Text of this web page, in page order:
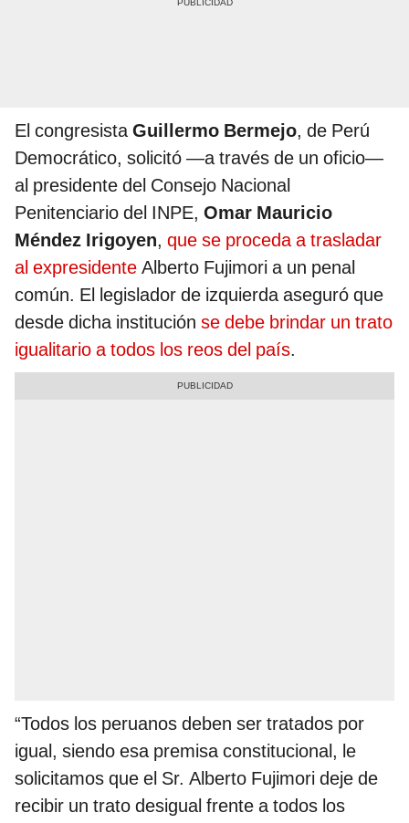
El congresistaGuillermo Bermejo, de Perú
Democrático, solicitó —a través de un oficio—
al presidente del Consejo Nacional
Penitenciario del INPE, Omar Mauricio
Méndez Irigoyen, que se proceda a trasladar
al expresidente Alberto Fujimori a un penal
común. El legislador de izquierda aseguró que
desde dicha institución se debe brindar un trato
igualitario a todos los reos del país.
“Todos los peruanos deben ser tratados por
igual, siendo esa premisa constitucional, le
solicitamos que el Sr. Alberto Fujimori deje de
recibir un trato desigual frente a todos los